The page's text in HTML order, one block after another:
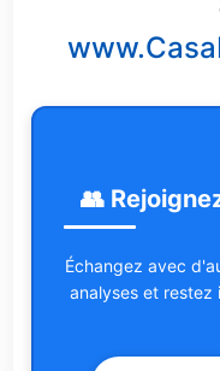
👥
Échangez avec
analyses et restez